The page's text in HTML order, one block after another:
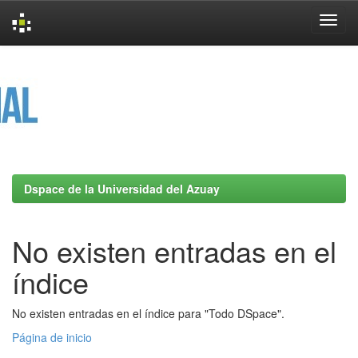
Dspace de la Universidad del Azuay
No existen entradas en el
índice
No existen entradas en el índice para "Todo DSpace".
Página de inicio